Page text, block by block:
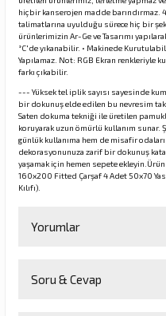
hiçbir kanserojen madde barındırmaz.
talimatlarına uyulduğu sürece hiç bir
ürünlerimizin Ar-Ge ve Tasarımı
°C'de yıkanabilir. • Makinede
Yapılamaz. Not: RGB Ekran renkleriyle
farkı çıkabilir.
--- Yüksek tel iplik sayısı sayesinde
bir dokunuş elde edilen bu nevresim
Saten dokuma tekniği ile üretilen
koruyarak uzun ömürlü kullanım sunar.
günlük kullanıma hem de misafir
dekorasyonunuza zarif bir dokunuş
yaşamak için hemen sepete
160x200 Fitted Çarşaf 4 Adet 50x70
Kılıfı).
Yorumlar
Soru & Cevap